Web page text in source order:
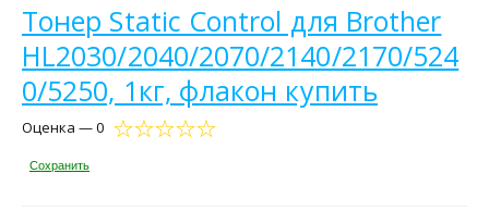
Тонер Static Control для Brother
HL2030/2040/2070/2140/2170/524
0/5250, 1кг, флакон купить
Оценка — 0
Сохранить